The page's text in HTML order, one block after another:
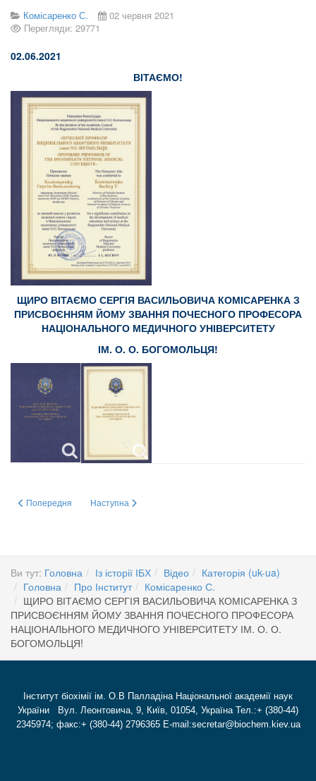
Комісаренко С.
02 червня 2021
Перегляди: 29771
02.06.2021
ВІТАЄМО!
ЩИРО ВІТАЄМО СЕРГІЯ ВАСИЛЬОВИЧА КОМІСАРЕНКА З
ПРИСВОЄННЯМ ЙОМУ ЗВАННЯ ПОЧЕСНОГО ПРОФЕСОРА
НАЦІОНАЛЬНОГО МЕДИЧНОГО УНІВЕРСИТЕТУ
ІМ. О. О. БОГОМОЛЬЦЯ!
Попередня стаття: 9 липня 2023 р. виповнюється 80 років директору
Попередня Наступна стаття: Інтерв’ю з керівником Комісії з
Наступна
Ви тут: Головна Із історії ІБХ Відео
Категорія (uk-ua)
Головна
Про Інститут
Комісаренко С.
ЩИРО ВІТАЄМО СЕРГІЯ ВАСИЛЬОВИЧА КОМІСАРЕНКА З
ПРИСВОЄННЯМ ЙОМУ ЗВАННЯ ПОЧЕСНОГО ПРОФЕСОРА
НАЦІОНАЛЬНОГО МЕДИЧНОГО УНІВЕРСИТЕТУ ІМ. О. О.
БОГОМОЛЬЦЯ!
Інститут біохімії ім. О.В Палладіна Національної академії наук
України Вул. Леонтовича, 9, Київ, 01054, Україна Тел.:+ (380-44)
2345974; факс:+ (380-44) 2796365 E-mail:secretar@biochem.kiev.ua